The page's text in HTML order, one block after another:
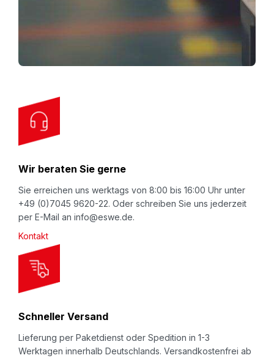
Schaum) leicht trennbar für sortenreine
Entsorgung.
Ware in den PU-Noppenschaum (Innenteil) einlegen,
aufrichten. Das Innenteil in den Schuber schieben -
der PU-Noppenschaum fixiert Ihr Packgut. Softpack
nun komplett zusammenschieben - fertig! Eventuell
Begleitpapiertasche für Papiere aufkleben.
o
O
u
r
e
w
s
e
t
e
r
Wir beraten Sie gerne
Sie erreichen uns werktags von 8:00 bis 16:00 Uhr unter
+49 (0)7045 9620-22. Oder schreiben Sie uns jederzeit
per E-Mail an info@eswe.de.
Kontakt
Schneller Versand
Lieferung per Paketdienst oder Spedition in 1-3
Werktagen innerhalb Deutschlands. Versandkostenfrei ab